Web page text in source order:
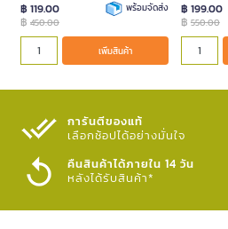
฿ 119.00
฿ 450.00
พร้อมจัดส่ง
เพิ่มสินค้า
฿ 199.00
฿ 550.00
การันตีของแท้
เลือกช้อปได้อย่างมั่นใจ​
คืนสินค้าได้ภายใน 14 วัน
หลังได้รับสินค้า*